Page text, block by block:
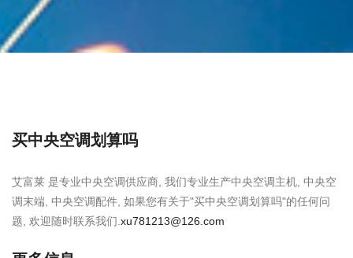
买中央空调划算吗
艾富莱 是专业中央空调供应商, 我们专业生产中央空调主机, 中央空
调末端, 中央空调配件, 如果您有关于"买中央空调划算吗"的任何问
题, 欢迎随时联系我们. xu781213@126.com